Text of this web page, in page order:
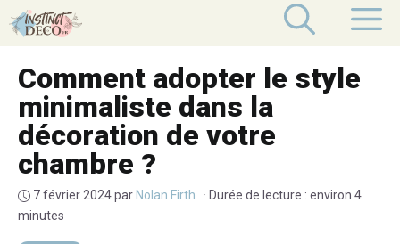
Aller
au
Comment adopter le style
minimaliste dans la
décoration de votre
chambre ?
7 février 2024par Nolan Firth · Durée de lecture : environ 4
minutes